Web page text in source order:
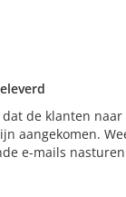
dat de klanten
aangekomen.
e-mails